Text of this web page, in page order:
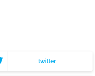
twitter